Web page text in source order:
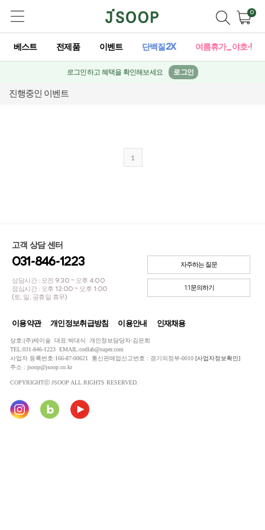
0
베스트 전제품 이벤트 단백질2X 여름휴가_야호-!
로그인하고 혜택을 확인해보세요 로그인
진행중인 이벤트
1
고객 상담 센터
031-846-1223
상담시간 : 오전 9:30 ~ 오후 4:00
점심시간 : 오후 12:00 ~ 오후 1:00
(토, 일, 공휴일 휴무)
자주하는 질문
1:1문의하기
이용약관 개인정보취급방침 이용안내 인재채용
상호:(주)제이숲 대표:박대식 개인정보담당자:김은희
TEL:031-846-1223 EMAIL:codlab@super.com
사업자 등록번호:166-87-00621 통신판매업신고번호 : 경기의정부-0010 [사업자정보확인]
주소 : jsoop@jsoop.co.kr
COPYRIGHTⓒ JSOOP ALL RIGHTS RESERVED.